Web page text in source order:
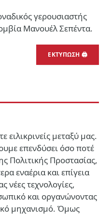
γερουσιαστής
Μανουέλ Σεπέντα.
ΕΚΤΥΠΩΣΗ 🖨
ειλικρινείς μεταξύ μας.
επενδύσει όσο ποτέ
Πολιτικής Προστασίας,
εναέρια και επίγεια
νέες τεχνολογίες,
και οργανώνοντας
μηχανισμό. Όμως